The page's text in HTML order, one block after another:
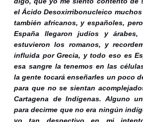
el Ácido Desoxirribonucleico
también africanos, y españoles,
España llegaron judíos y
estuvieron los romanos, y
influida por Grecia, y todo eso es
esa sangre la tenemos en las
la gente tocará enseñarles un poco
para que no se sientan
Cartagena de Indígenas. Alguno
para decirme que no era ningún